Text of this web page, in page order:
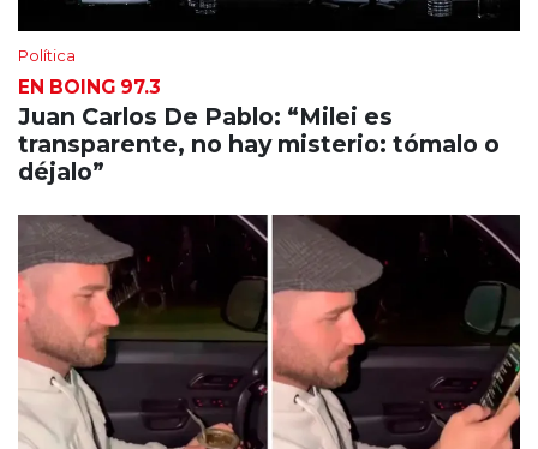
Política
EN BOING 97.3
Juan Carlos De Pablo: “Milei es
transparente, no hay misterio: tómalo o
déjalo”